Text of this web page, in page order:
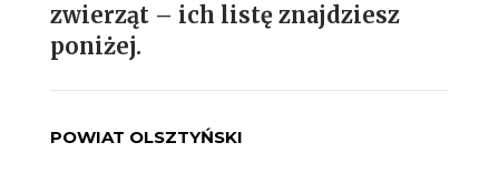
zwierząt – ich listę znajdziesz
poniżej.
POWIAT OLSZTYŃSKI